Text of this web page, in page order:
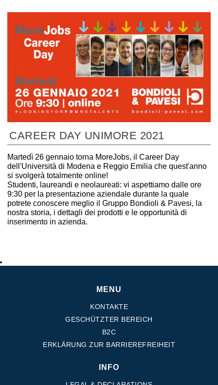
CAREER DAY UNIMORE 2021
Martedì 26 gennaio torna MoreJobs, il Career Day
dell'Università di Modena e Reggio Emilia che quest'anno
si svolgerà totalmente online!
Studenti, laureandi e neolaureati: vi aspettiamo dalle ore
9:30 per la presentazione aziendale durante la quale
potrete conoscere meglio il Gruppo Bondioli & Pavesi, la
nostra storia, i dettagli dei prodotti e le opportunità di
inserimento in azienda.
MENU
KONTAKTE
GESCHÜTZTER BEREICH
B2C
ERKLÄRUNG ZUR BARRIEREFREIHEIT
INFO